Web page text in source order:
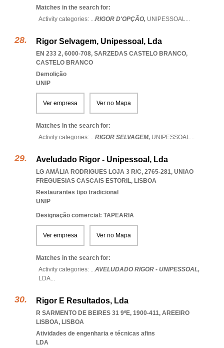
Matches in the search for:
Activity categories: ...RIGOR D'OPÇÃO, UNIPESSOAL...
Rigor Selvagem, Unipessoal, Lda
EN 233 2, 6000-708, SARZEDAS CASTELO BRANCO,
CASTELO BRANCO
Demolição
UNIP
Ver empresa Ver no Mapa
Matches in the search for:
Activity categories: ...RIGOR SELVAGEM, UNIPESSOAL...
Aveludado Rigor - Unipessoal, Lda
LG AMÁLIA RODRIGUES LOJA 3 R/C, 2765-281, UNIAO
FREGUESIAS CASCAIS ESTORIL, LISBOA
Restaurantes tipo tradicional
UNIP
Designação comercial: TAPEARIA
Ver empresa Ver no Mapa
Matches in the search for:
Activity categories: ...AVELUDADO RIGOR - UNIPESSOAL,
LDA...
Rigor E Resultados, Lda
R SARMENTO DE BEIRES 31 9ºE, 1900-411, AREEIRO
LISBOA, LISBOA
Atividades de engenharia e técnicas afins
LDA